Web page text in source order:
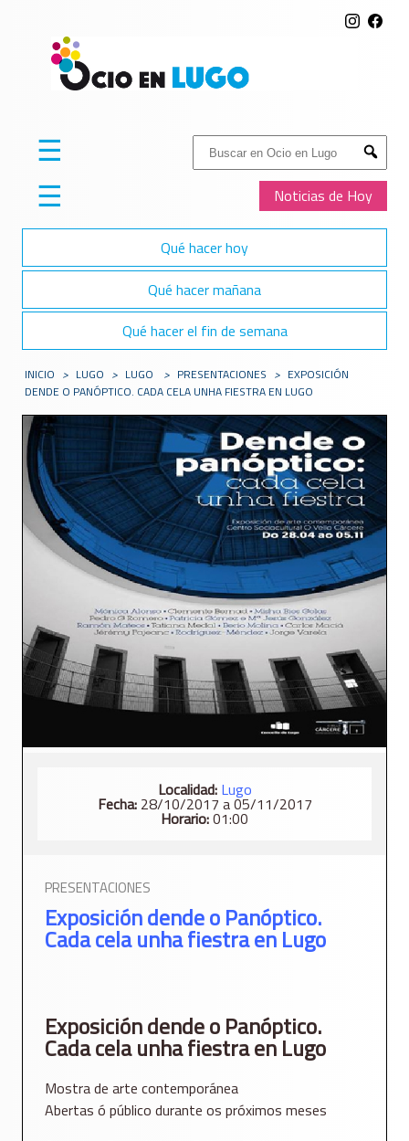
Buscar:
Submit
Noticias de Hoy
☰
☰
Qué hacer hoy
Qué hacer mañana
Qué hacer el fin de semana
INICIO > LUGO > LUGO > PRESENTACIONES > EXPOSICIÓN
DENDE O PANÓPTICO. CADA CELA UNHA FIESTRA EN LUGO
Localidad: Lugo
Fecha:28/10/2017 a 05/11/2017
Horario:01:00
PRESENTACIONES
Exposición dende o Panóptico.
Cada cela unha fiestra en Lugo
Exposición dende o Panóptico.
Cada cela unha fiestra en Lugo
Mostra de arte contemporánea
Abertas ó público durante os próximos meses